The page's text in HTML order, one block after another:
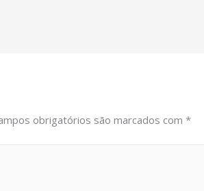
obrigatórios são marcados com *